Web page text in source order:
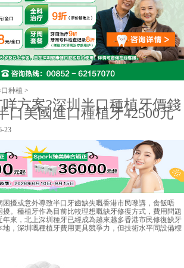
种植 >
方案?深圳半口種植牙價錢
口美國進口種植牙42500元
23
擾或意外導致半口牙齒缺失嘅香港市民嚟講，食飯唔
。種植牙作為目前比較理想嘅缺牙修復方式，費用問題
來，北上深圳種牙已經成為越來越多香港市民修復缺牙
，深圳嘅種植牙費用更具競爭力，但技術水平同設備標